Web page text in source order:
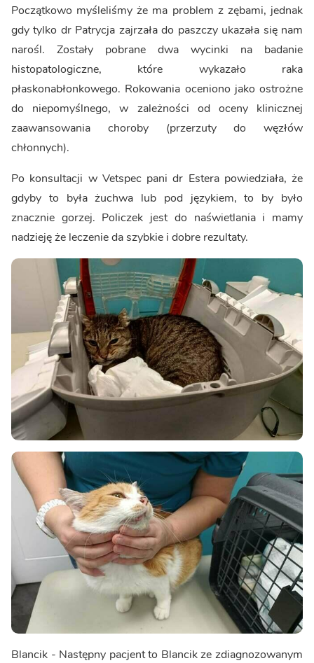
Początkowo myśleliśmy że ma problem z zębami, jednak
gdy tylko dr Patrycja zajrzała do paszczy ukazała się nam
narośl. Zostały pobrane dwa wycinki na badanie
histopatologiczne, które wykazało raka
płaskonabłonkowego. Rokowania oceniono jako ostrożne
do niepomyślnego, w zależności od oceny klinicznej
zaawansowania choroby (przerzuty do węzłów
chłonnych).
Po konsultacji w Vetspec pani dr Estera powiedziała, że
gdyby to była żuchwa lub pod językiem, to by było
znacznie gorzej. Policzek jest do naświetlania i mamy
nadzieję że leczenie da szybkie i dobre rezultaty.
Blancik - Następny pacjent to Blancik ze zdiagnozowanym